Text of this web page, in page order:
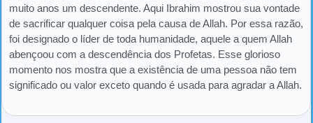
muito anos um descendente. Aqui Ibrahim mostrou sua vontade
de sacrificar qualquer coisa pela causa de Allah. Por essa razão,
foi designado o líder de toda humanidade, aquele a quem Allah
abençoou com a descendência dos Profetas. Esse glorioso
momento nos mostra que a existência de uma pessoa não tem
significado ou valor exceto quando é usada para agradar a Allah.